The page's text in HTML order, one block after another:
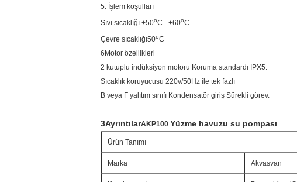
5. İşlem koşulları
Sıvı sıcaklığı +50oC - +60oC
Çevre sıcaklığı50oC
6Motor özellikleri
2 kutuplu indüksiyon motoru Koruma standardı IPX5.
Sıcaklık koruyucusu 220v/50Hz ile tek fazlı
B veya F yalıtım sınıfı Kondensatör giriş Sürekli görev.
3AyrıntılarAKP100 Yüzme havuzu su pompası
Ürün Tanımı
Marka Akvasvan